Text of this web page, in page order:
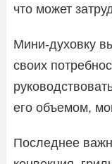
что может
Мини-духовку
своих
его объемом,
Последнее